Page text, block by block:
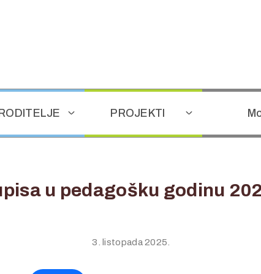
PROJEKTI
u pedagošku godinu
3. listopada 2025.